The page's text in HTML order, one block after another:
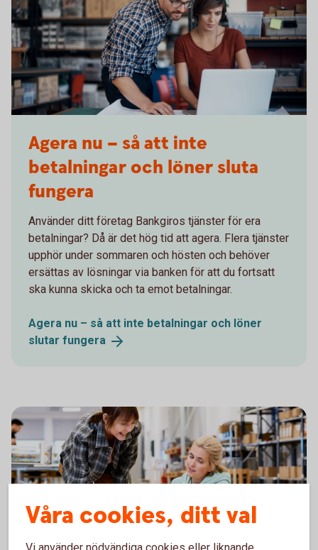
Agera nu – så att inte
betalningar och löner sluta
fungera
Använder ditt företag Bankgiros tjänster för era
betalningar? Då är det hög tid att agera. Flera tjänster
upphör under sommaren och hösten och behöver
ersättas av lösningar via banken för att du fortsatt
ska kunna skicka och ta emot betalningar.
Agera nu – så att inte betalningar och löner
slutar fungera
Våra cookies, ditt val
Vi använder nödvändiga cookies eller liknande